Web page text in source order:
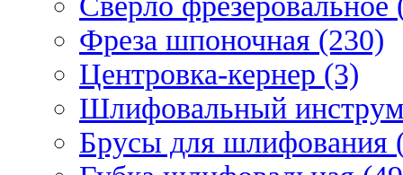
Фреза шпоночная (230)
Центровка-кернер (3)
Шлифовальный
Брусы для шлифования